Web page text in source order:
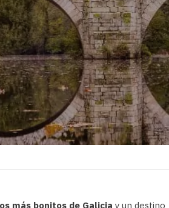
más bonitos de Galicia y un destino